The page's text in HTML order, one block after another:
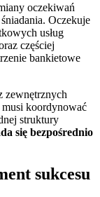
oczekiwań
Oczekuje
usług
częściej
bankietowe
zewnętrznych
koordynować
struktury
się bezpośrednio
sukcesu